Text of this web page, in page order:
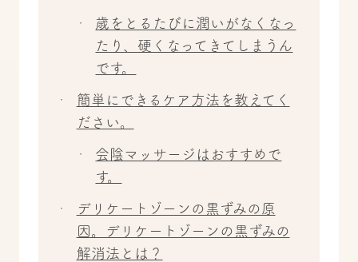
歳をとるたびに潤いがなくなっ
たり、硬くなってきてしまうん
です。
簡単にできるケア方法を教えてく
ださい。
会陰マッサージはおすすめで
す。
デリケートゾーンの黒ずみの原
因。デリケートゾーンの黒ずみの
解消法とは？